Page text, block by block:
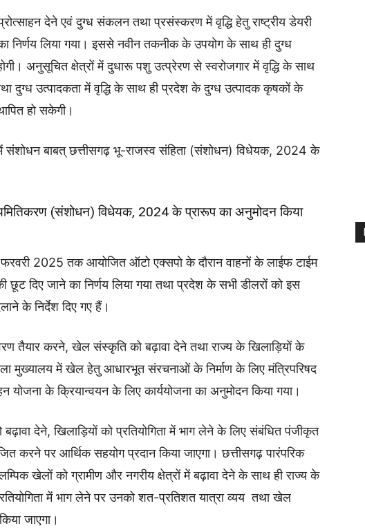
देने एवं दुग्ध संकलन तथा प्रसंस्करण में वृद्धि हेतु राष्ट्रीय डेयरी
निर्णय लिया गया। इससे नवीन तकनीक के उपयोग के साथ ही दुग्ध
अनुसूचित क्षेत्रों में दुधारू पशु उत्प्रेरण से स्वरोजगार में वृद्धि के साथ
दुग्ध उत्पादकता में वृद्धि के साथ ही प्रदेश के दुग्ध उत्पादक कृषकों के
हो सकेगी।
संशोधन बाबत् छत्तीसगढ़ भू-राजस्व संहिता (संशोधन) विधेयक, 2024 के
(संशोधन) विधेयक, 2024 के प्रारूप का अनुमोदन किया
2025 तक आयोजित ऑटो एक्सपो के दौरान वाहनों के लाईफ टाईम
दिए जाने का निर्णय लिया गया तथा प्रदेश के सभी डीलरों को इस
के निर्देश दिए गए हैं।
तैयार करने, खेल संस्कृति को बढ़ावा देने तथा राज्य के खिलाड़ियों के
मुख्यालय में खेल हेतु आधारभूत संरचनाओं के निर्माण के लिए मंत्रिपरिषद
योजना के क्रियान्वयन के लिए कार्ययोजना का अनुमोदन किया गया।
देने, खिलाड़ियों को प्रतियोगिता में भाग लेने के लिए संबंधित पंजीकृत
करने पर आर्थिक सहयोग प्रदान किया जाएगा। छत्तीसगढ़ पारंपरिक
खेलों को ग्रामीण और नगरीय क्षेत्रों में बढ़ावा देने के साथ ही राज्य के
में भाग लेने पर उनको शत-प्रतिशत यात्रा व्यय तथा खेल
जाएगा।